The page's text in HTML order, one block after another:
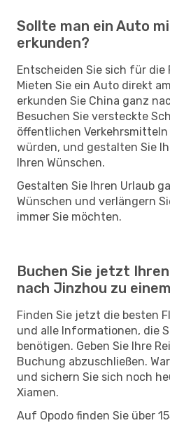
Sollte man ein Auto
erkunden?
Entscheiden Sie sich für die
Mieten Sie ein Auto direkt
erkunden Sie China ganz
Besuchen Sie versteckte
öffentlichen
würden, und gestalten Sie
Ihren Wünschen.
Gestalten Sie Ihren Urlaub
Wünschen und verlängern
immer Sie möchten.
Buchen Sie jetzt
nach Jinzhou zu
Finden Sie jetzt die besten
und alle Informationen, die
benötigen. Geben Sie Ihre
Buchung abzuschließen.
und sichern Sie sich noch
Xiamen.
Auf Opodo finden Sie über